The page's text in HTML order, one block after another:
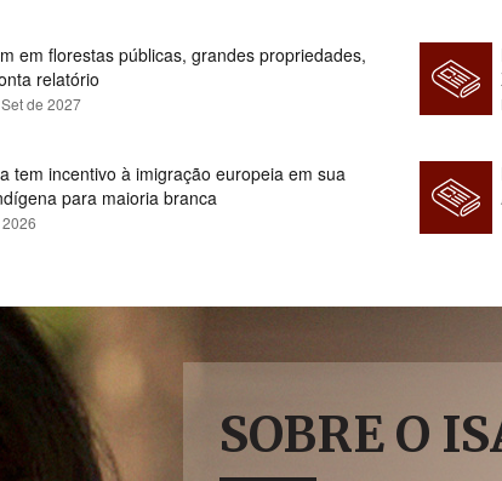
em florestas públicas, grandes propriedades,
relatório
de 2027
tem incentivo à imigração europeia em sua
para maioria branca
SOBRE O